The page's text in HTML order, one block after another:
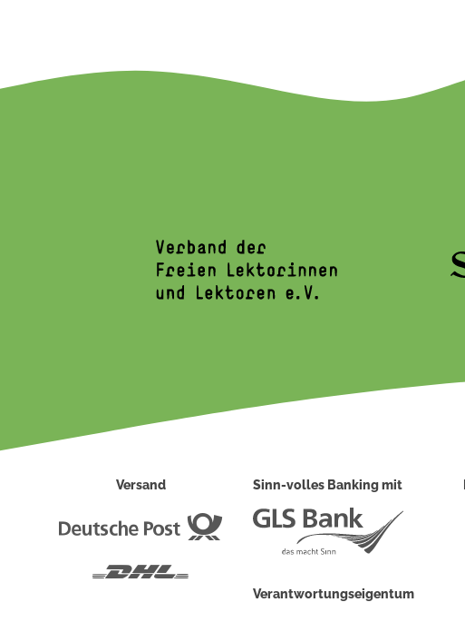
Versand
Deutsche
Sinn-volles Banking mit
Verantwortungseigentum